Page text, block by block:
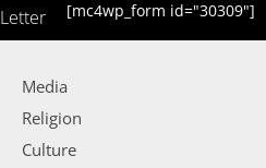
[mc4wp_form id="30309"]
Media
Religion
Culture